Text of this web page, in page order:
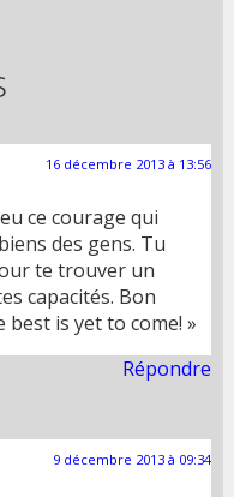
16 décembre 2013 à 13:56
ce courage qui
des gens. Tu
te trouver un
capacités. Bon
is yet to come! »
Répondre
9 décembre 2013 à 09:34